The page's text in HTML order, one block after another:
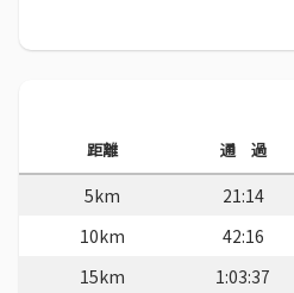
距離 通 過
5km 21:14
10km
42:16
15km
1:03:37